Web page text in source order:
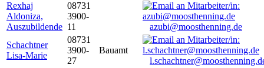
Rexhaj
Aldoniza,
Auszubildende
08731
3900-
11
azubi@moosthenning.de
Schachtner
Lisa-Marie
08731
3900-
27
Bauamt